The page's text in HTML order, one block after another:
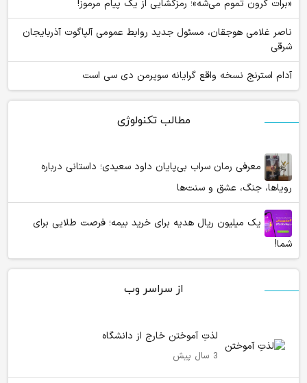
مطالب تکنولوژی
معرفی رمان سراب بی‌پایان داود سعیدی؛ داستانی درباره
رویاها، جنگ، عشق و سنت‌ها
یک میلیون ریال هدیه برای خرید بیمه؛ فرصت طلایی برای
شما!
از سراسر وب
لذتِ آموختن خارج از دانشگاه
3 سال پیش
«برات گرون تموم می‌شه»؛ رمزگشایی از یک پیام مرموز!
ناصر غلامی هوجقان، مسئول جدید روابط عمومی آلپاگوت آذربایجان
شرقی
آدام استرنج نسخه واقع گرایانه سوپرمن دی سی است